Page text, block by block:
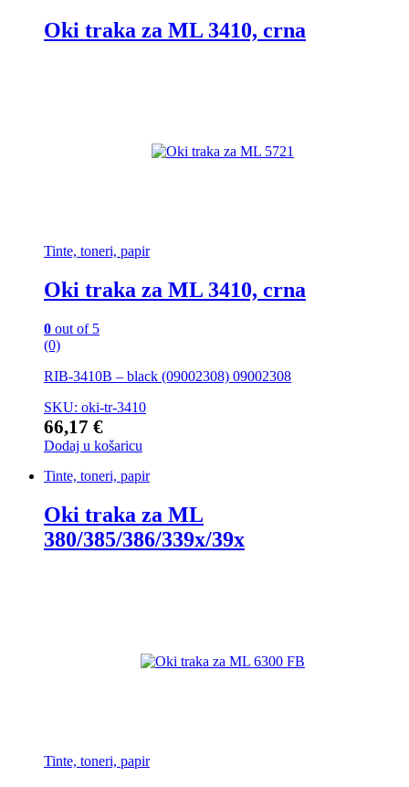
Oki traka za ML 3410, crna
Tinte, toneri, papir
Oki traka za ML 3410, crna
0 out of 5
(0)
RIB-3410B – black (09002308) 09002308
SKU: oki-tr-3410
66,17 €
Dodaj u košaricu
Tinte, toneri, papir
Oki traka za ML
380/385/386/339x/39x
Tinte, toneri, papir